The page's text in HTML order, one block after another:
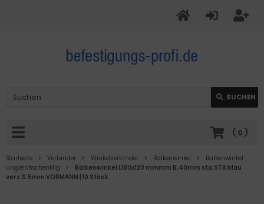
SUCHEN
( 0 )
Startseite Verbinder Winkelverbinder Balkenwinkel
Balkenwinkel
ungleichschenklig
Balkenwinkel L180x120 mmmm B.40mm sta.STA blau
verz.S.5mm VORMANN | 10 Stück